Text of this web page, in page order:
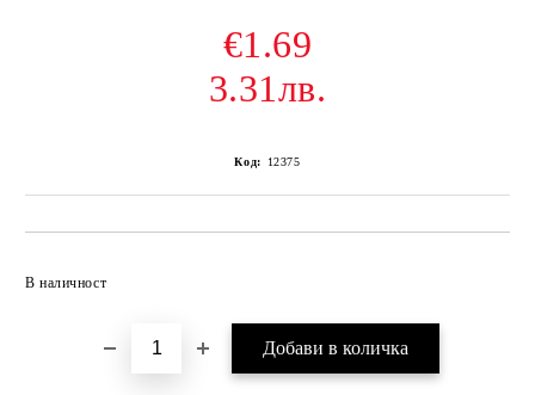
€1.69
3.31лв.
Код: 12375
В наличност